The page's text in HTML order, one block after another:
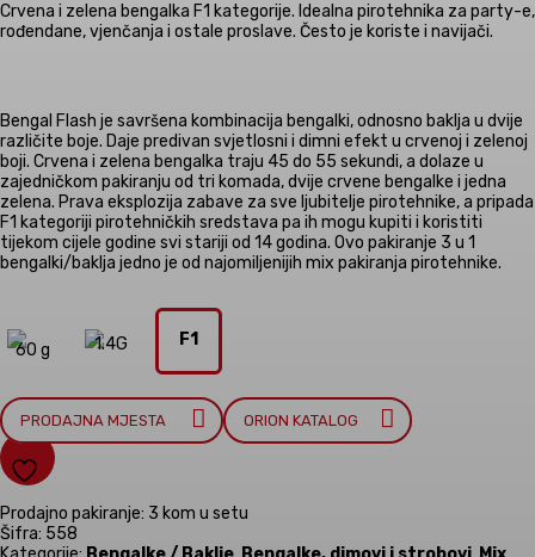
Crvena i zelena bengalka F1 kategorije. Idealna pirotehnika za party-e,
rođendane, vjenčanja i ostale proslave. Često je koriste i navijači.
Bengal Flash je savršena kombinacija bengalki, odnosno baklja u dvije
različite boje. Daje predivan svjetlosni i dimni efekt u crvenoj i zelenoj
boji. Crvena i zelena bengalka traju 45 do 55 sekundi, a dolaze u
zajedničkom pakiranju od tri komada, dvije crvene bengalke i jedna
zelena. Prava eksplozija zabave za sve ljubitelje pirotehnike, a pripada
F1 kategoriji pirotehničkih sredstava pa ih mogu kupiti i koristiti
tijekom cijele godine svi stariji od 14 godina. Ovo pakiranje 3 u 1
bengalki/baklja jedno je od najomiljenijih mix pakiranja pirotehnike.
60 g 1.4G F1
PRODAJNA MJESTA ORION KATALOG
Prodajno pakiranje: 3 kom u setu
Šifra: 558